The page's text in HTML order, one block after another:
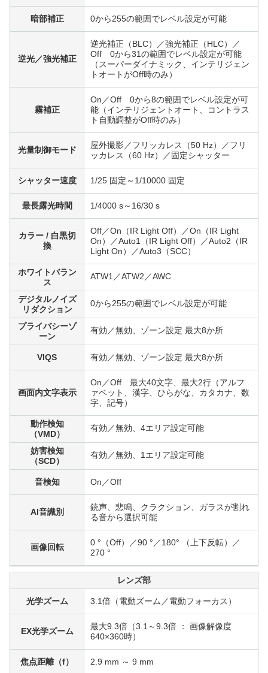
暗部補正 0から255の範囲でレベル設定が可能
逆光／強光補正
逆光補正（BLC）／強光補正（HLC）／
Off 0から31の範囲でレベル設定が可能
（スーパーダイナミック、インテリジェン
トオートがOff時のみ）
霧補正
On／Off 0から8の範囲でレベル設定が可
能（インテリジェントオート、コントラス
ト自動調整がOff時のみ）
光量制御モード
屋外撮影／フリッカレス（50 Hz）／フリ
ッカレス（60 Hz）／固定シャッター
シャッター速度 1/25 固定～1/10000 固定
最長露光時間 1/4000 s～16/30 s
カラー / 白黒切
換
Off／On（IR Light Off）／On（IR Light
On）／Auto1（IR Light Off）／Auto2（IR
Light On）／Auto3（SCC）
ホワイトバラン
ス
ATW1／ATW2／AWC
デジタルノイズ
リダクション
0から255の範囲でレベル設定が可能
プライバシーゾ
ーン
有効／無効、ゾーン設定 最大8か所
VIQS 有効／無効、ゾーン設定 最大8か所
画面内文字表示
On／Off 最大40文字、最大2行（アルフ
ァベット、漢字、ひらがな、カタカナ、数
字、記号）
動作検知
（VMD）
有効／無効、4エリア設定可能
妨害検知
（SCD）
有効／無効、1エリア設定可能
音検知 On／Off
AI音識別
銃声、悲鳴、クラクション、ガラスが割れ
る音から選択可能
画像回転
0 °（Off）／90 °／180° （上下反転）／
270 °
レンズ部
光学ズーム 3.1倍（電動ズーム／電動フォーカス）
EX光学ズーム
最大9.3倍（3.1～9.3倍 ： 画像解像度
640×360時）
焦点距離（f） 2.9 mm ～ 9 mm